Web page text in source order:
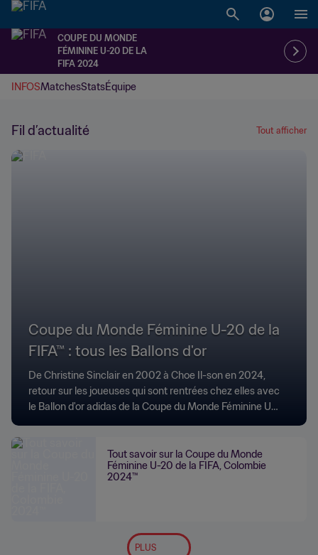
COUPE DU MONDE
FÉMININE U-20 DE LA
FIFA 2024
INFOSMatchesStatsÉquipe
Fil d’actualité Tout afficher
Coupe du Monde Féminine U-20 de la
FIFA™ : tous les Ballons d'or
De Christine Sinclair en 2002 à Choe Il-son en 2024,
retour sur les joueuses qui sont rentrées chez elles avec
le Ballon d'or adidas de la Coupe du Monde Féminine U-
Tout savoir sur la Coupe du Monde
Féminine U-20 de la FIFA, Colombie
2024™
PLUS